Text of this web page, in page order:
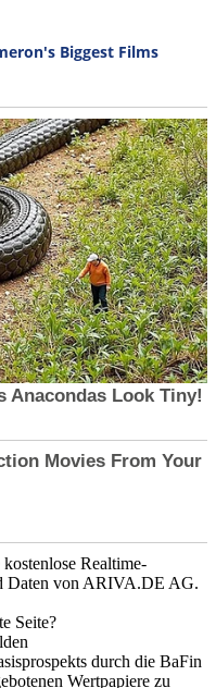
Realtime-
Daten von ARIVA.DE AG.
Seite?
durch die BaFin
Wertpapiere zu